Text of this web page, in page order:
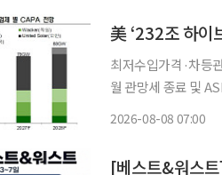
美 ‘232조 하이
최저수입가격·차등
월 관망세 종료 및 ASP 상
2026-08-08 07:00